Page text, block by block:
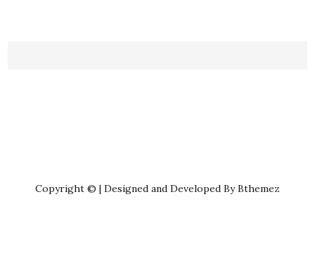
Copyright © | Designed and Developed By Bthemez